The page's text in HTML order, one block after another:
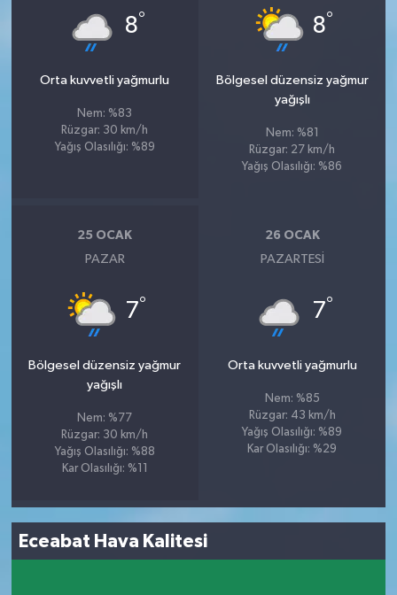
8°
Orta kuvvetli yağmurlu
Nem: %83
Rüzgar: 30 km/h
Yağış Olasılığı: %89
8°
Bölgesel düzensiz yağmur
yağışlı
Nem: %81
Rüzgar: 27 km/h
Yağış Olasılığı: %86
25 OCAK
PAZAR
7°
Bölgesel düzensiz yağmur
yağışlı
Nem: %77
Rüzgar: 30 km/h
Yağış Olasılığı: %88
Kar Olasılığı: %11
26 OCAK
PAZARTESI
7°
Orta kuvvetli yağmurlu
Nem: %85
Rüzgar: 43 km/h
Yağış Olasılığı: %89
Kar Olasılığı: %29
Eceabat Hava Kalitesi